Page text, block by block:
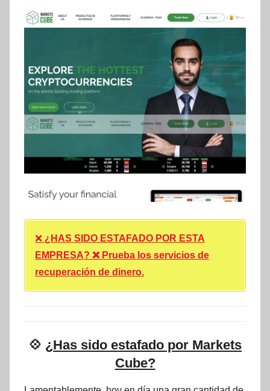
❌ ¿HAS SIDO ESTAFADO POR ESTA
EMPRESA? ❌ Prueba los servicios de
recuperación de dinero.
💠 ¿Has sido estafado por Markets
Cube?